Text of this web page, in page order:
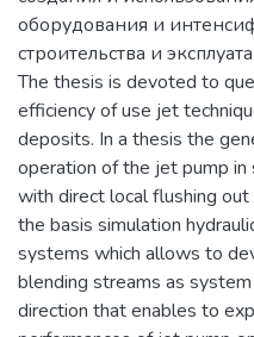
оборудования и
строительства и
The thesis is devoted to
efficiency of use jet
deposits. In a thesis the
operation of the jet pump
with direct local flushing
the basis simulation
systems which allows to
blending streams as
direction that enables to